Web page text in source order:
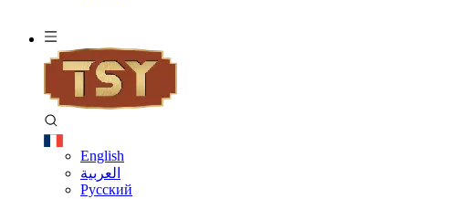
English
العربية
Pусский